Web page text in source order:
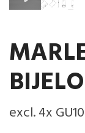
BIJELO
excl. 4x